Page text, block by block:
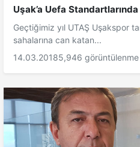
Uşak’a Uefa
Geçtiğimiz yıl UTAŞ Uşakspor
sahalarına can katan...
14.03.20185,946 görüntülenme